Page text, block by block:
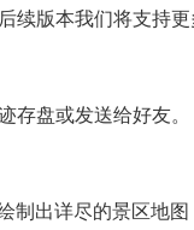
续版本我们将支持更
盘或发送给好友。
出详尽的景区地图